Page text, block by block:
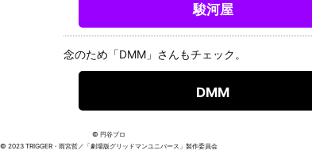
駿河屋
念のため「DMM」さんもチェック。
DMM
© 円谷プロ
© 2023 TRIGGER・雨宮哲／「劇場版グリッドマンユニバース」製作委員会